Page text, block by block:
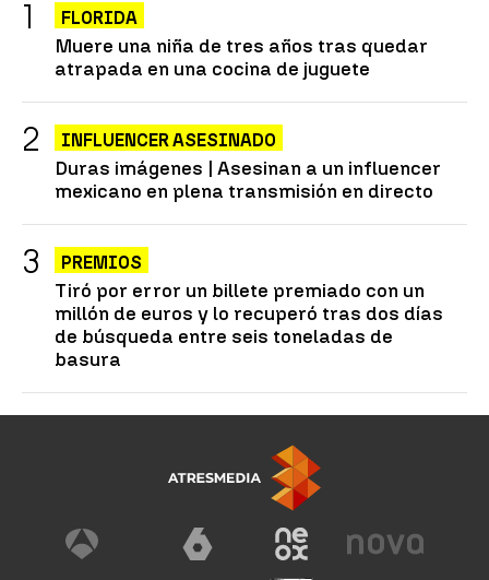
FLORIDA
Muere una niña de tres años tras quedar
atrapada en una cocina de juguete
INFLUENCER ASESINADO
Duras imágenes | Asesinan a un influencer
mexicano en plena transmisión en directo
PREMIOS
Tiró por error un billete premiado con un
millón de euros y lo recuperó tras dos días
de búsqueda entre seis toneladas de
basura